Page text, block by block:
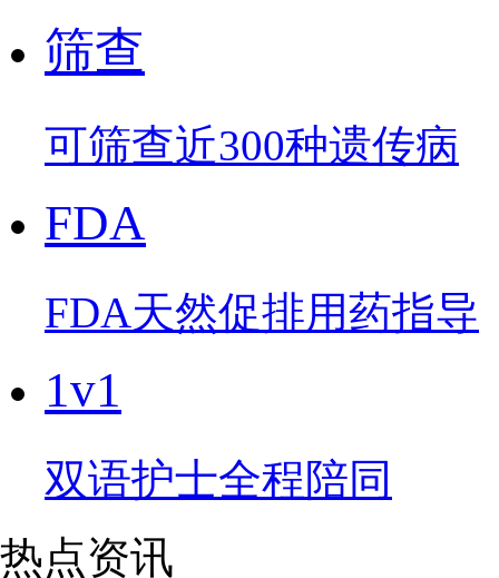
筛查
可筛查近300种遗传病
FDA
FDA天然促排用药指导
1v1
双语护士全程陪同
热点资讯